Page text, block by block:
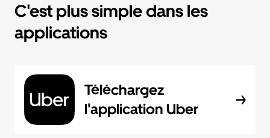
C'est plus simple dans les
applications
Téléchargez
l'application Uber